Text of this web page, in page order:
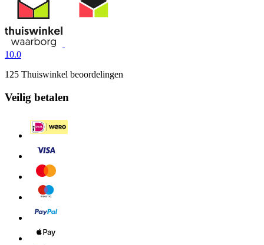
10.0
125 Thuiswinkel beoordelingen
Veilig betalen